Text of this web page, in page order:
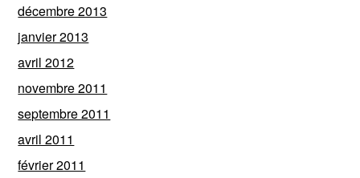
décembre 2013
janvier 2013
avril 2012
novembre 2011
septembre 2011
avril 2011
février 2011